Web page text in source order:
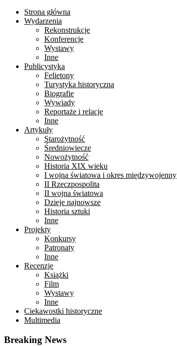
Strona główna
Wydarzenia
Rekonstrukcje
Konferencje
Wystawy
Inne
Publicystyka
Felietony
Turystyka historyczna
Biografie
Wywiady
Reportaże i relacje
Inne
Artykuły
Starożytność
Średniowiecze
Nowożytność
Historia XIX wieku
I wojna światowa i okres międzywojenny
II Rzeczpospolita
II wojna światowa
Dzieje najnowsze
Historia sztuki
Inne
Projekty
Konkursy
Patronaty
Inne
Recenzje
Książki
Film
Wystawy
Inne
Ciekawostki historyczne
Multimedia
Breaking News